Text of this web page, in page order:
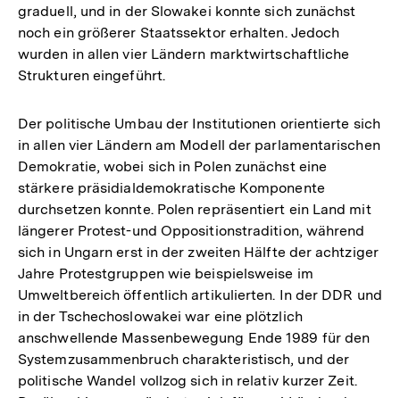
graduell, und in der Slowakei konnte sich zunächst
noch ein größerer Staatssektor erhalten. Jedoch
wurden in allen vier Ländern marktwirtschaftliche
Strukturen eingeführt.
Der politische Umbau der Institutionen orientierte sich
in allen vier Ländern am Modell der parlamentarischen
Demokratie, wobei sich in Polen zunächst eine
stärkere präsidialdemokratische Komponente
durchsetzen konnte. Polen repräsentiert ein Land mit
längerer Protest-und Oppositionstradition, während
sich in Ungarn erst in der zweiten Hälfte der achtziger
Jahre Protestgruppen wie beispielsweise im
Umweltbereich öffentlich artikulierten. In der DDR und
in der Tschechoslowakei war eine plötzlich
anschwellende Massenbewegung Ende 1989 für den
Systemzusammenbruch charakteristisch, und der
politische Wandel vollzog sich in relativ kurzer Zeit.